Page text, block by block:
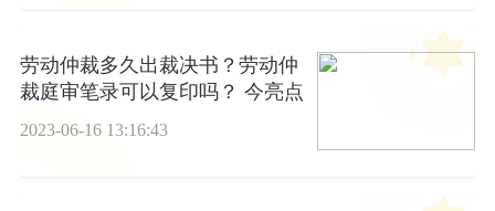
劳动仲裁多久出裁决书？劳动仲
裁庭审笔录可以复印吗？ 今亮点
2023-06-16 13:16:43